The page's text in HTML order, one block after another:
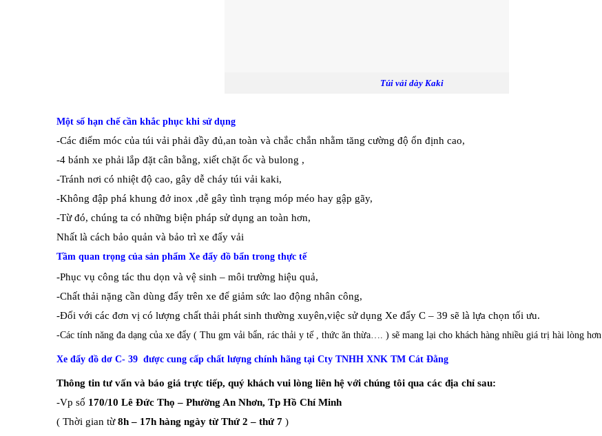
Túi vải dày Kaki
Một số hạn chế cần khắc phục khi sử dụng
-Các điểm móc của túi vải phải đầy đủ,an toàn và chắc chắn nhằm tăng cường độ ổn định cao,
-4 bánh xe phải lắp đặt cân bằng, xiết chặt ốc và bulong ,
-Tránh nơi có nhiệt độ cao, gây dễ cháy túi vải kaki,
-Không đập phá khung đở inox ,dễ gây tình trạng móp méo hay gập gãy,
-Từ đó, chúng ta có những biện pháp sử dụng an toàn hơn,
Nhất là cách bảo quản và bảo trì xe đẩy vải
Tầm quan trọng của sản phẩm Xe đẩy đồ bẩn trong thực tế
-Phục vụ công tác thu dọn và vệ sinh – môi trường hiệu quả,
-Chất thải nặng cần dùng đẩy trên xe để giảm sức lao động nhân công,
-Đối với các đơn vị có lượng chất thải phát sinh thường xuyên,việc sử dụng Xe đẩy C – 39 sẽ là lựa chọn tối ưu.
-Các tính năng đa dạng của xe đẩy ( Thu gm vải bẩn, rác thải y tế , thức ăn thừa…. ) sẽ mang lại cho khách hàng nhiều giá trị hài lòng hơn
Xe đẩy đồ dơ C- 39 được cung cấp chất lượng chính hãng tại Cty TNHH XNK TM Cát Đằng
Thông tin tư vấn và báo giá trực tiếp, quý khách vui lòng liên hệ với chúng tôi qua các địa chỉ sau:
-Vp số 170/10 Lê Đức Thọ – Phường An Nhơn, Tp Hồ Chí Minh
( Thời gian từ8h – 17h hàng ngày từ Thứ 2 – thứ 7 )